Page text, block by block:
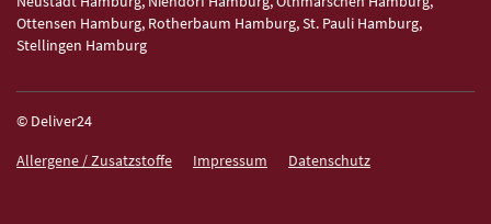
Ottensen Hamburg, Rotherbaum Hamburg, St. Pauli Hamburg,
Stellingen Hamburg
© Deliver24
Allergene / Zusatzstoffe
Impressum Datenschutz